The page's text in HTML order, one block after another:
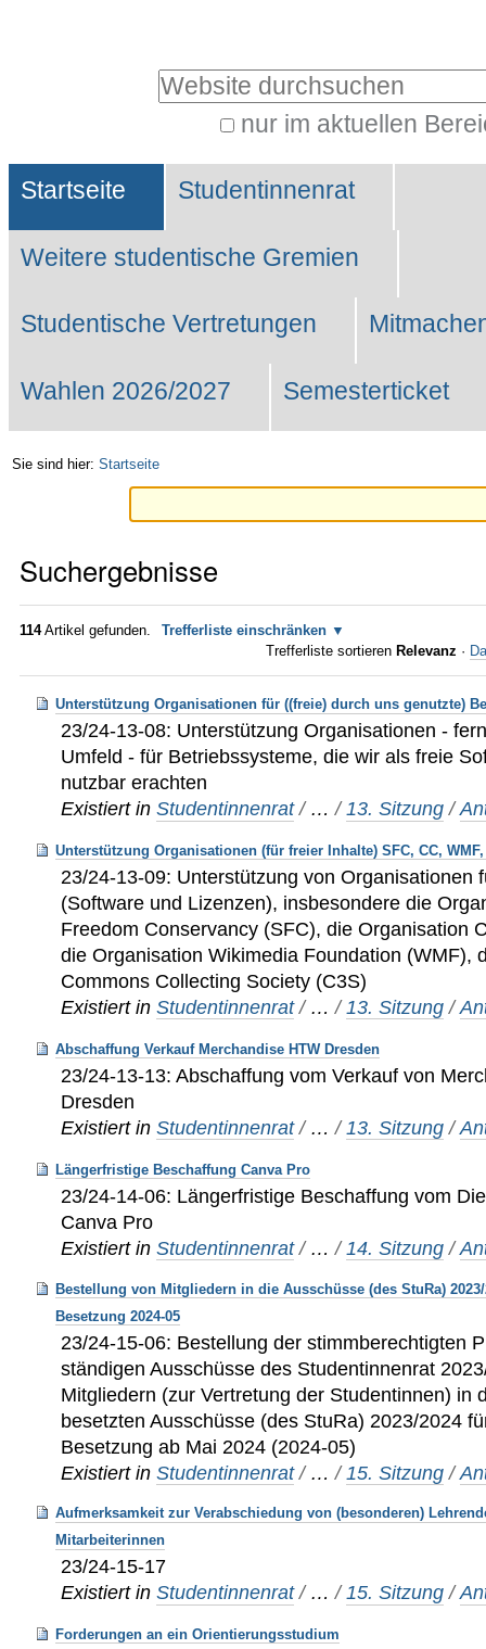
Website durchsuchen
nur im aktuellen
Suche…
Sektionen
Startseite Studentinnenrat
Weitere studentische Gremien
Studentische Vertretungen
Wahlen 2026/2027 Semesterticket
Sie sind hier: Startseite
Suchergebnisse
114Artikel gefunden.
Trefferliste einschränken
Trefferliste sortieren Relevanz ·
Unterstützung Organisationen für ((freie) durch uns genutzte)
23/24-13-08: Unterstützung Organisationen -
Umfeld - für Betriebssysteme, die wir als freie
nutzbar erachten
Existiert in Studentinnenrat / …/13. Sitzung /
Unterstützung Organisationen (für freier Inhalte) SFC, CC,
23/24-13-09: Unterstützung von Organisationen
(Software und Lizenzen), insbesondere die
Freedom Conservancy (SFC), die Organisation
die Organisation Wikimedia Foundation (WMF),
Commons Collecting Society (C3S)
Existiert in Studentinnenrat / …/13. Sitzung /
Abschaffung Verkauf Merchandise HTW Dresden
23/24-13-13: Abschaffung vom Verkauf von
Dresden
Existiert in Studentinnenrat / …/13. Sitzung /
Längerfristige Beschaffung Canva Pro
23/24-14-06: Längerfristige Beschaffung vom
Canva Pro
Existiert in Studentinnenrat / …/ 14. Sitzung /
Bestellung von Mitgliedern in die Ausschüsse (des StuRa)
Besetzung 2024-05
23/24-15-06: Bestellung der stimmberechtigten
ständigen Ausschüsse des Studentinnenrat
Mitgliedern (zur Vertretung der Studentinnen) in
besetzten Ausschüsse (des StuRa) 2023/2024
Besetzung ab Mai 2024 (2024-05)
Existiert in Studentinnenrat / …/ 15. Sitzung /
Aufmerksamkeit zur Verabschiedung von (besonderen)
Mitarbeiterinnen
23/24-15-17
Existiert in Studentinnenrat / …/15. Sitzung /
Forderungen an ein Orientierungsstudium